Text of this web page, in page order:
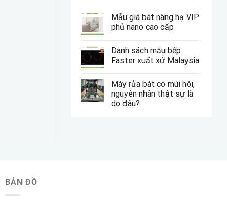
Mẫu giá bát nâng hạ VIP
phủ nano cao cấp
Danh sách mẫu bếp
Faster xuất xứ Malaysia
Máy rửa bát có mùi hôi,
nguyên nhân thật sự là
do đâu?
BẢN ĐỒ